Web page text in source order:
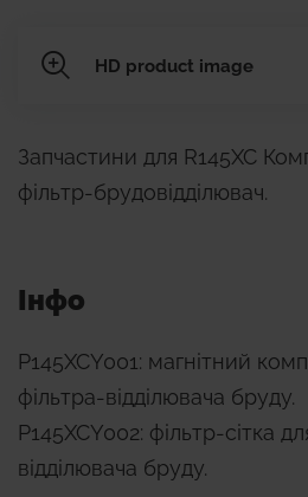
HD product image
Запчастини для R145XC
фільтр-брудовідділювач.
Інфо
P145XCY001: магнітний
фільтра-відділювача бруду.
P145XCY002: фільтр-сітка
відділювача бруду.